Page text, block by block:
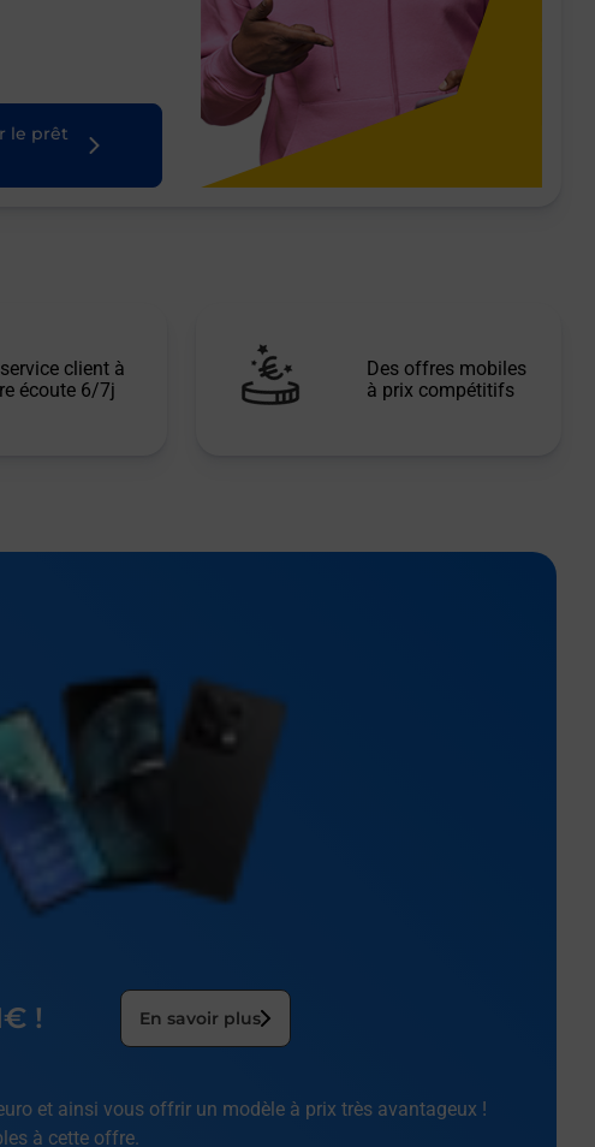
le prêt
client à
écoute 6/7j
Des offres mobiles
à prix compétitifs
! En savoir plus
et ainsi vous offrir un modèle à prix très avantageux !
à cette offre.